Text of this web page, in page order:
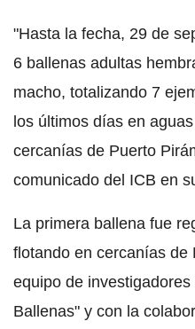
"Hasta la fecha, 29 de
6 ballenas adultas
macho, totalizando 7
los últimos días en
cercanías de Puerto
comunicado del ICB en
La primera ballena fue
flotando en cercanías de
equipo de
Ballenas" y con la